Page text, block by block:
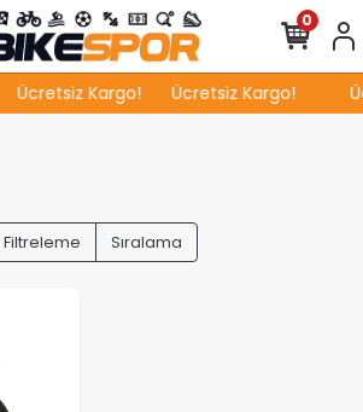
Ücretsiz Kargo! Ücretsiz Kargo!
0
Filtreleme Sıralama